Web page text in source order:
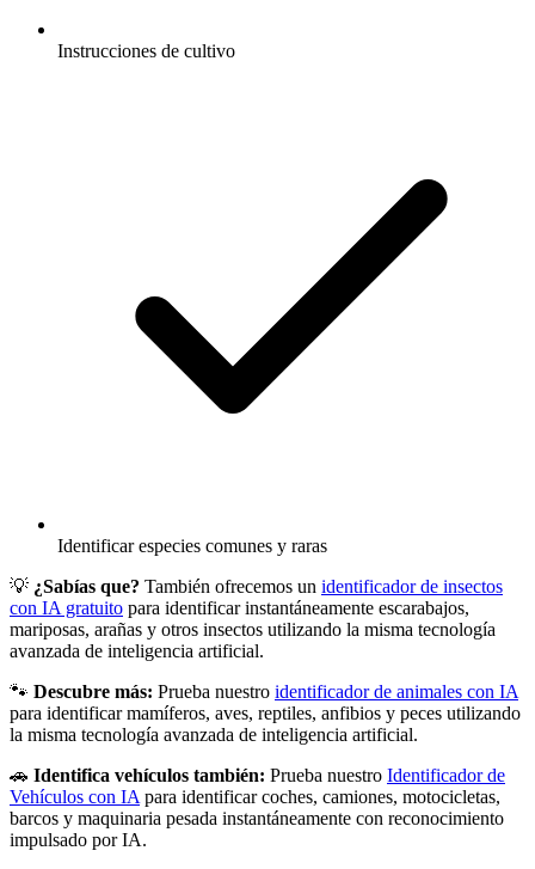
Instrucciones de cultivo
Identificar especies comunes y raras
💡 ¿Sabías que? También ofrecemos un identificador de insectos
con IA gratuito para identificar instantáneamente escarabajos,
mariposas, arañas y otros insectos utilizando la misma tecnología
avanzada de inteligencia artificial.
🐾 Descubre más: Prueba nuestro identificador de animales con IA
para identificar mamíferos, aves, reptiles, anfibios y peces utilizando
la misma tecnología avanzada de inteligencia artificial.
🚗 Identifica vehículos también: Prueba nuestro Identificador de
Vehículos con IA para identificar coches, camiones, motocicletas,
barcos y maquinaria pesada instantáneamente con reconocimiento
impulsado por IA.